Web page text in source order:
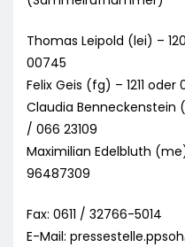
Thomas Leipold (lei) –
00745
Felix Geis (fg) – 1211 oder
Claudia Benneckenstein
/ 066 23109
Maximilian Edelbluth
96487309
Fax: 0611 / 32766-5014
E-Mail: